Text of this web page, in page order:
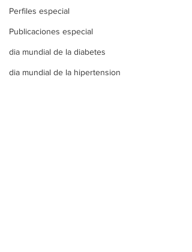
Perfiles especial
Publicaciones especial
dia mundial de la diabetes
dia mundial de la hipertension